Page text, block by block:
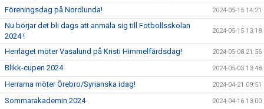
Föreningsdag på Nordlunda! 2024-05-15 14:21
Nu börjar det bli dags att anmäla sig till Fotbollsskolan
2024 !
2024-05-15 13:18
Herrlaget möter Vasalund på Kristi Himmelfärdsdag! 2024-05-08 21:56
Blikk-cupen 2024 2024-05-03 13:48
Herrarna möter Örebro/Syrianska idag! 2024-04-21 09:51
Sommarakademin 2024 2024-04-16 13:00